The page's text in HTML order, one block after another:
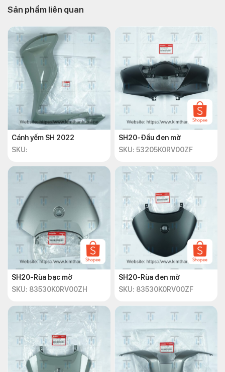
Sản phẩm liên quan
Cánh yếm SH 2022
SKU:
SH20-Đầu đen mờ
SKU: 53205K0RV00ZF
SH20-Rùa bạc mờ
SKU: 83530K0RV00ZH
SH20-Rùa đen mờ
SKU: 83530K0RV00ZF